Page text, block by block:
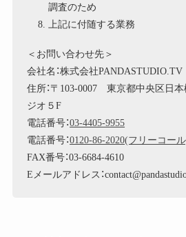
調査のため
上記に付随する業務
＜お問い合わせ先＞
会社名：株式会社PANDASTUDIO.TV
住所：〒103-0007 東京都中央区日
ジオ５F
電話番号：03-4405-9955
電話番号：0120-86-2020(フリーコー
FAX番号：03-6684-4610
Eメールアドレス：